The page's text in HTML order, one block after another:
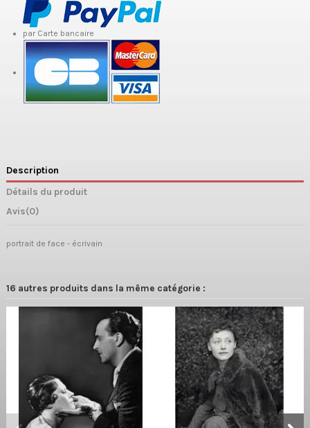
par Carte bancaire
Description
Détails du produit
Avis(0)
portrait de face - écrivain
16 autres produits dans la même catégorie :